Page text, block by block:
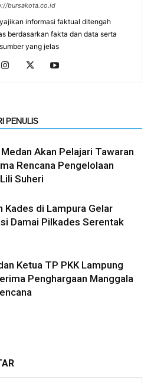
bursakota.co.id
informasi faktual ditengah
berdasarkan fakta dan data serta
yang jelas
PENULIS
Akan Pelajari Tawaran
Rencana Pengelolaan
Suheri
Kades di Lampura Gelar
Damai Pilkades Serentak
Ketua TP PKK Lampung
Penghargaan Manggala